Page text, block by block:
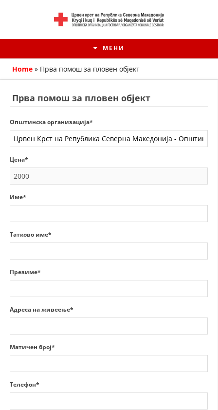
МЕНИ
СТРУКТУРА НА ОРГАНИЗАЦИЈАТА
ЧЛЕНСТВО ВО ПРОФЕСИОНАЛНИ ТЕЛА
ЗАКОН ЗА ЦКРМ
СТАТУТ НА ЦКРМ
Home » Прва помош за пловен објект
Прва помош за пловен објект
Општинска организација*
Цена*
Име*
Татково име*
Презиме*
Адреса на живеење*
Матичен број*
Телефон*